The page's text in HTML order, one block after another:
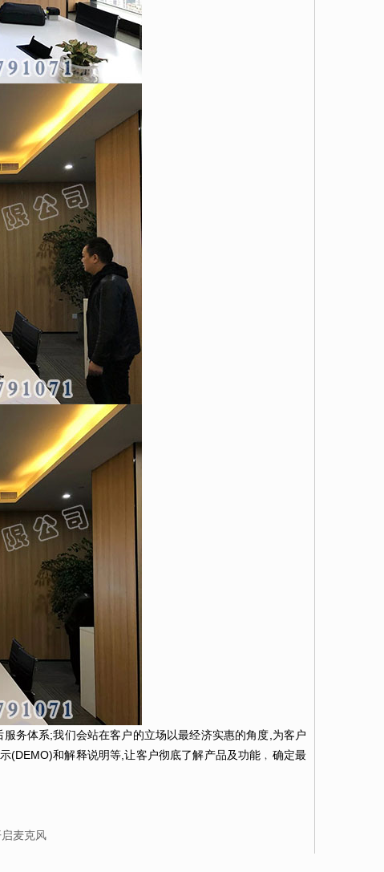
务体系;我们会站在客户的立场以最经济实惠的角度,为客户
(DEMO)和解释说明等,让客户彻底了解产品及功能﹐确定最
麦克风